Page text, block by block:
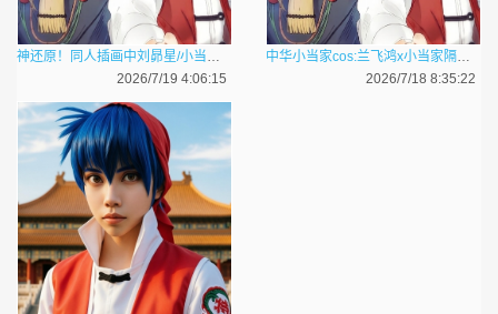
神还原！同人插画中刘昴星/小当家cos
2026/7/19 4:06:15
中华小当家cos:兰飞鸿x小当家隔空CP组
2026/7/18 8:35:22